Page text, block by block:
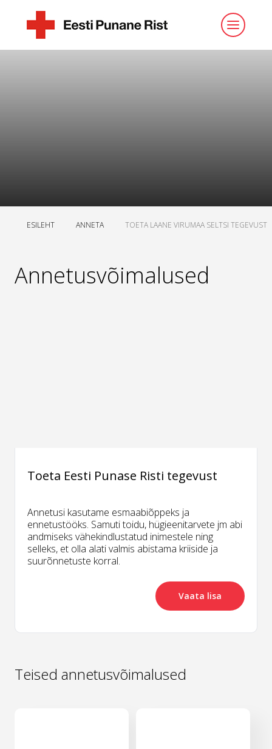
ESILEHT ANNETA TOETA LAANE VIRUMAA SELTSI TEGEVUST
Annetusvõimalused
Toeta Eesti Punase Risti tegevust
Annetusi kasutame esmaabiõppeks ja
ennetustööks. Samuti toidu, hügieenitarvete jm abi
andmiseks vähekindlustatud inimestele ning
selleks, et olla alati valmis abistama kriiside ja
suurõnnetuste korral.
Vaata lisa
Teised annetusvõimalused